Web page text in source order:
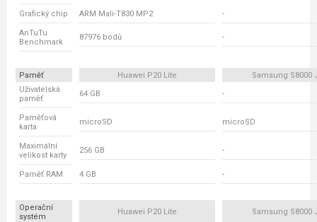
Grafický chip ARM Mali-T830 MP2 -
AnTuTu
Benchmark
87976 bodů -
Paměť Huawei P20 Lite
Samsung S8000
Uživatelská
paměť
64 GB -
Paměťová
karta
microSD microSD
Maximální
velikost karty
256 GB -
Paměť RAM 4 GB -
Operační
systém
Huawei P20 Lite Samsung S8000